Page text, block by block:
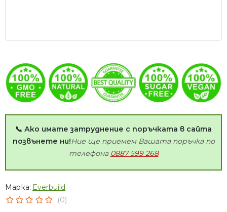
📞 Ако имате затруднение с поръчката в сайта
позвънете ни!Ние ще приемем Вашата поръчка по
телефона 0887 599 268
Марка: Everbuild
(0)